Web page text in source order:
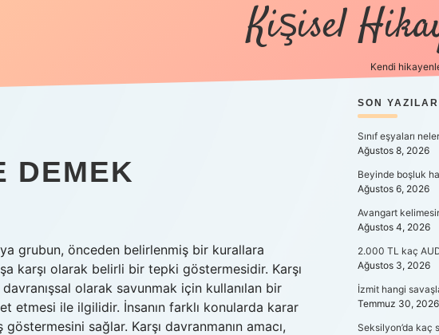
Kişisel
Kendi
DEMEK
grubun, önceden belirlenmiş bir kurallara
karşı olarak belirli bir tepki göstermesidir. Karşı
olarak savunmak için kullanılan bir
etmesi ile ilgilidir. İnsanın farklı konularda karar
sağlar. Karşı davranmanın amacı,
SON YAZILAR
Sınıf eşyaları
Ağustos 8, 2026
Beyinde boşluk
Ağustos 6, 2026
Avangart
Ağustos 4, 2026
2.000 TL kaç
Ağustos 3, 2026
İzmit hangi
Temmuz 30, 2026
Seksilyon’da kaç